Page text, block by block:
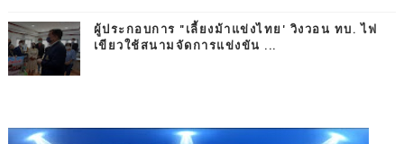
ผู้ประกอบการ "เลี้ยงม้าแข่งไทย' วิงวอน ทบ. ไฟ
เขียวใช้สนามจัดการแข่งขัน ...